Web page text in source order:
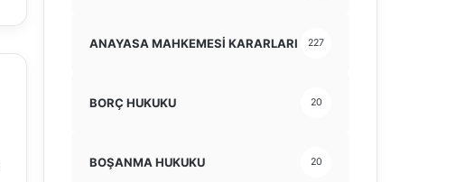
ANAYASA MAHKEMESİ KARARLARI 227
BORÇ HUKUKU 20
BOŞANMA HUKUKU 20